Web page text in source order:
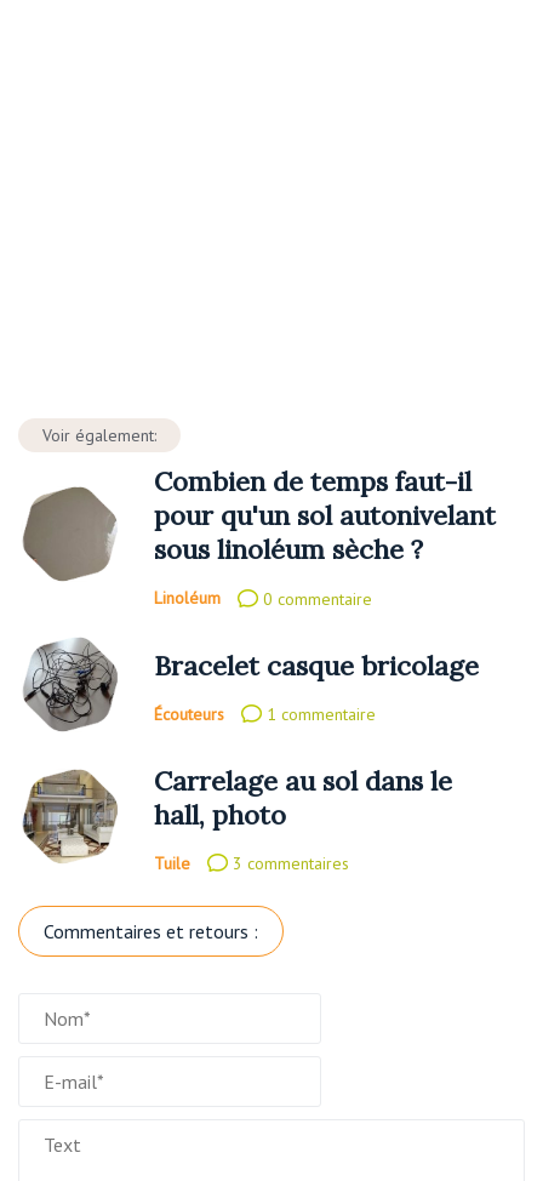
Voir également:
Combien de temps faut-il
pour qu'un sol autonivelant
sous linoléum sèche ?
Linoléum 0 commentaire
Bracelet casque bricolage
Écouteurs 1 commentaire
Carrelage au sol dans le
hall, photo
Tuile 3 commentaires
Commentaires et retours :